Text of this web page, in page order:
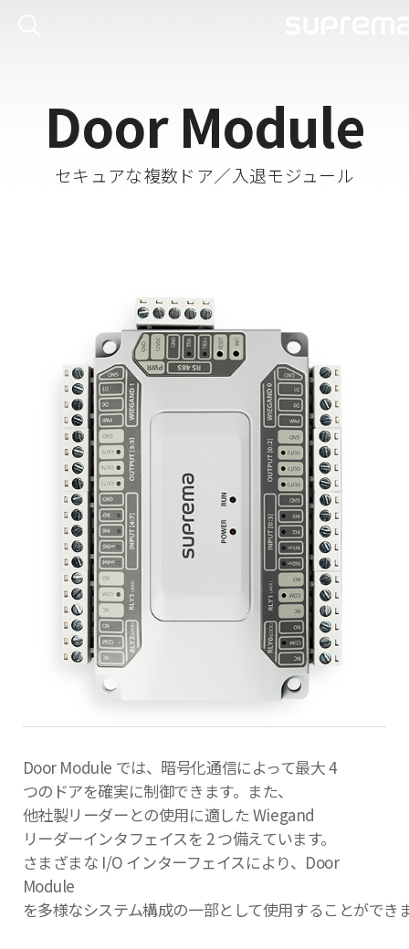
Door Module
セキュアな複数ドア／入退モジュール
Door Module では、暗号化通信によって最大 4
つのドアを確実に制御できます。また、
他社製リーダーとの使用に適した Wiegand
リーダーインタフェイスを 2 つ備えています。
さまざまな I/O インターフェイスにより、Door
Module
を多様なシステム構成の一部として使用することができ